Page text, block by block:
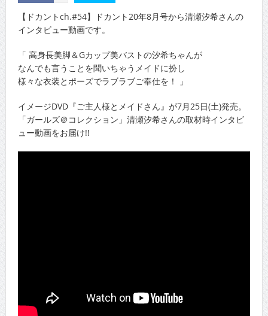
【ドカントch.#54】ドカント20年8月号から清瀬汐希さんの
インタビュー動画です。
「 高身長美脚＆Gカップ美バストの汐希ちゃんが
なんでも言うことを聞いちゃうメイドに扮し
様々な衣装とポーズでラブラブご奉仕を！ 」
イメージDVD『ご主人様とメイドさん』が7月25日(土)発売。
「ガールズ＠コレクション」清瀬汐希さんの取材時インタビ
ュー動画をお届け!!